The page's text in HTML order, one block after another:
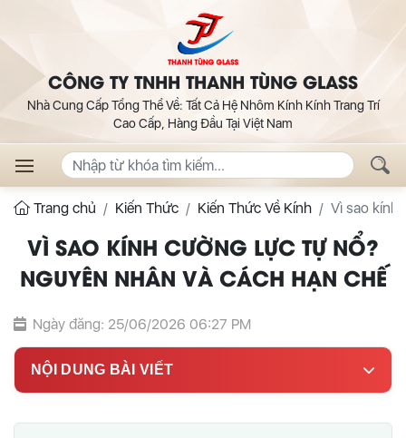
CÔNG TY TNHH THANH TÙNG GLASS
Nhà Cung Cấp Tổng Thể Về: Tất Cả Hệ Nhôm Kính Kính Trang Trí
Cao Cấp, Hàng Đầu Tại Việt Nam
Trang chủ Kiến Thức Kiến Thức Về Kính Vì sao kính
VÌ SAO KÍNH CƯỜNG LỰC TỰ NỔ?
NGUYÊN NHÂN VÀ CÁCH HẠN CHẾ
Ngày đăng: 25/06/2026 06:27 PM
NỘI DUNG BÀI VIẾT